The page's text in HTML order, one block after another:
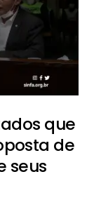
que
de
seus